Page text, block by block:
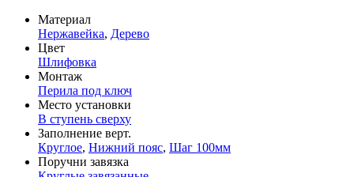
Материал
Нержавейка, Дерево
Цвет
Шлифовка
Монтаж
Перила под ключ
Место установки
В ступень сверху
Заполнение верт.
Круглое, Нижний пояс, Шаг 100мм
Поручни завязка